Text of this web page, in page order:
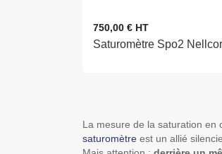
750,00 € HT
Saturomètre Spo2
La mesure de la saturation en
saturomètre est un allié